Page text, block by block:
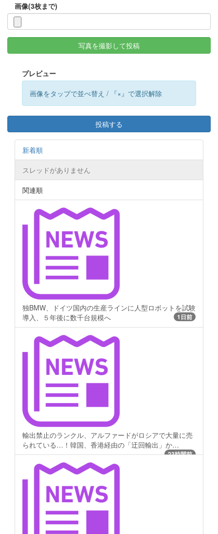
画像(3枚まで)
写真を撮影して投稿
プレビュー
画像をタップで並べ替え / 『×』で選択解除
投稿する
新着順
スレッドがありません
関連順
独BMW、ドイツ国内の生産ラインに人型ロボットを試験
導入、５年後に数千台規模へ
1日前
輸出禁止のランクル、アルファードがロシアで大量に売
られている…！韓国、香港経由の「迂回輸出」か…
23時間前